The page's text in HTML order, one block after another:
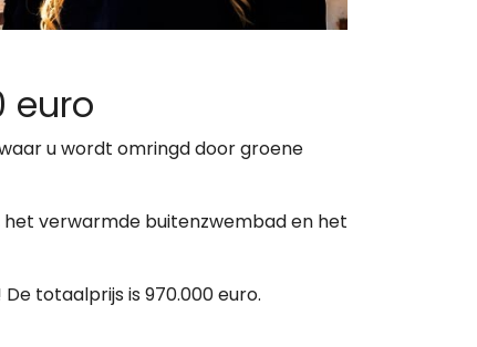
euro
u wordt omringd door groene
verwarmde buitenzwembad en het
totaalprijs is 970.000 euro.